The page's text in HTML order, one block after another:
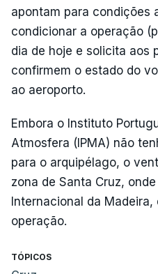
apontam para condições
condicionar a operação
dia de hoje e solicita aos
confirmem o estado do
ao aeroporto.
Embora o Instituto
Atmosfera (IPMA) não
para o arquipélago, o
zona de Santa Cruz,
Internacional da
operação.
TÓPICOS